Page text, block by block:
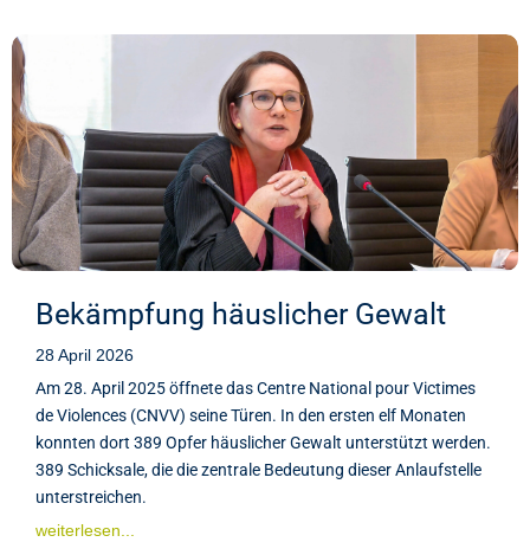
Bekämpfung häuslicher Gewalt
28 April 2026
Am 28. April 2025 öffnete das Centre National pour Victimes
de Violences (CNVV) seine Türen. In den ersten elf Monaten
konnten dort 389 Opfer häuslicher Gewalt unterstützt werden.
389 Schicksale, die die zentrale Bedeutung dieser Anlaufstelle
unterstreichen.
weiterlesen...